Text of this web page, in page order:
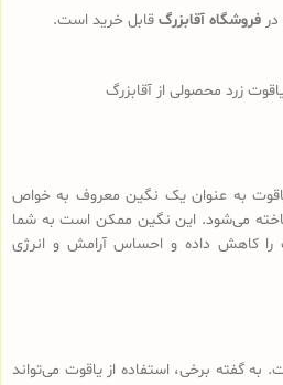
فروشگاه آقابزرگ قابل خرید است.
زرد محصولی از آقابزرگ
به عنوان یک نگین معروف به خواص
می‌شود. این نگین ممکن است به شما
کاهش داده و احساس آرامش و انرژی
گفته برخی، استفاده از یاقوت می‌تواند